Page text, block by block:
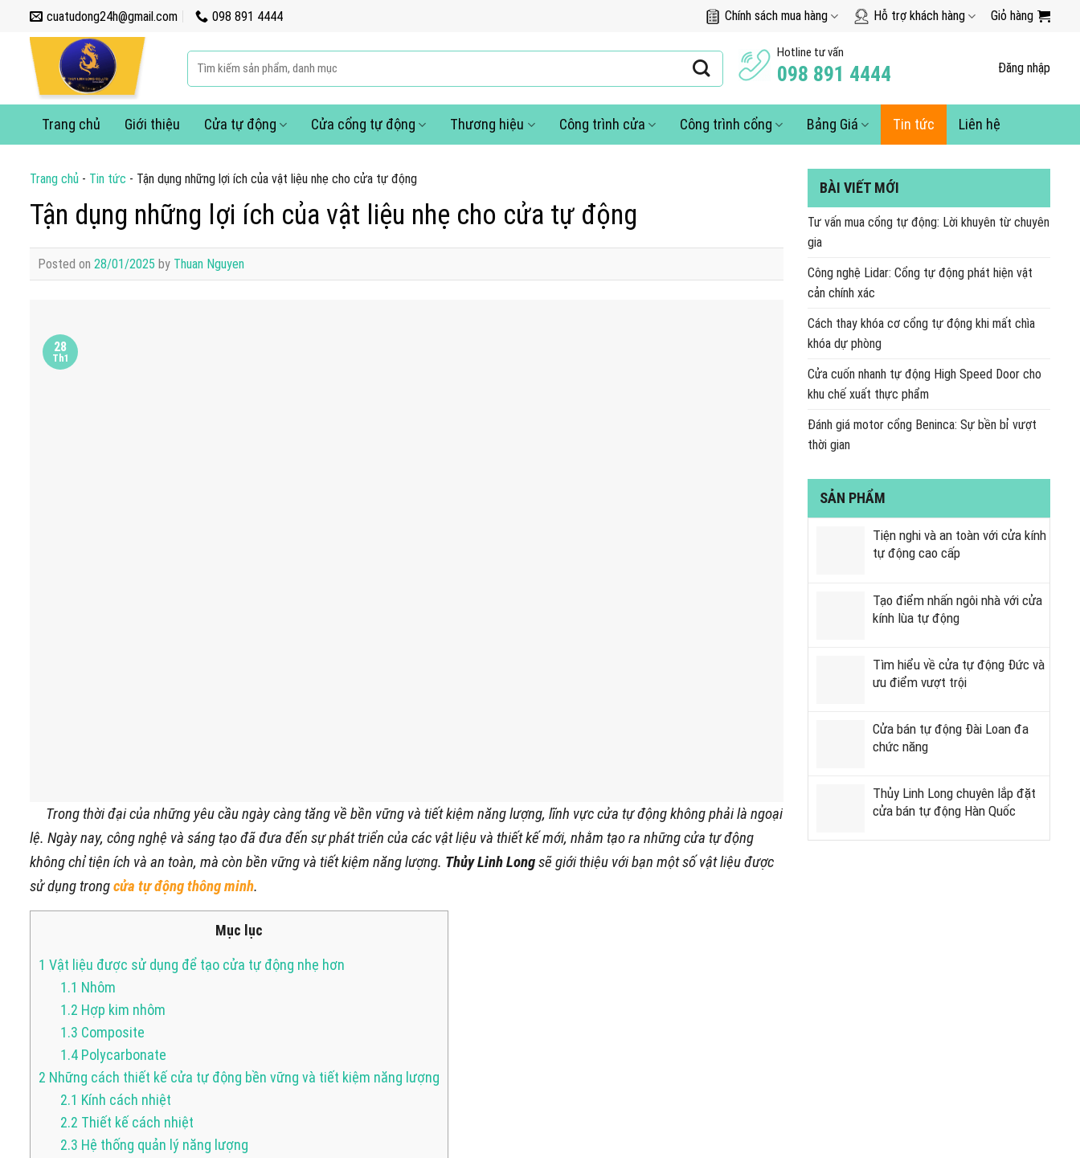
content
cuatudong24h@gmail.com 098 891 4444 Chính sách mua hàng Hỗ trợ khách hàng Giỏ hàng
kiếm:
Hotline tư vấn
098 891 4444 Đăng nhập
Trang chủ Giới thiệu Cửa tự động Cửa cổng tự động Thương hiệu Công trình cửa Công trình cổng Bảng Giá Tin tức Liên hệ
Trang chủ - Tin tức - Tận dụng những lợi ích của vật liệu nhẹ cho cửa tự động
Tận dụng những lợi ích của vật liệu nhẹ cho cửa tự động
Posted on 28/01/2025 by Thuan Nguyen
28
Th1
Trong thời đại của những yêu cầu ngày càng tăng về bền vững và tiết kiệm năng lượng, lĩnh vực cửa tự động không phải là ngoại
lệ. Ngày nay, công nghệ và sáng tạo đã đưa đến sự phát triển của các vật liệu và thiết kế mới, nhằm tạo ra những cửa tự động
không chỉ tiện ích và an toàn, mà còn bền vững và tiết kiệm năng lượng. Thủy Linh Longsẽ giới thiệu với bạn một số vật liệu được
sử dụng trongcửa tự động thông minh.
Mục lục
1 Vật liệu được sử dụng để tạo cửa tự động nhẹ hơn
1.1 Nhôm
1.2 Hợp kim nhôm
1.3 Composite
1.4 Polycarbonate
2 Những cách thiết kế cửa tự động bền vững và tiết kiệm năng lượng
2.1 Kính cách nhiệt
2.2 Thiết kế cách nhiệt
2.3 Hệ thống quản lý năng lượng
BÀI VIẾT MỚI
Tư vấn mua cổng tự động: Lời khuyên từ chuyên
gia
Công nghệ Lidar: Cổng tự động phát hiện vật
cản chính xác
Cách thay khóa cơ cổng tự động khi mất chìa
khóa dự phòng
Cửa cuốn nhanh tự động High Speed Door cho
khu chế xuất thực phẩm
Đánh giá motor cổng Beninca: Sự bền bỉ vượt
thời gian
SẢN PHẨM
Tiện nghi và an toàn với cửa kính
tự động cao cấp
Tạo điểm nhấn ngôi nhà với cửa
kính lùa tự động
Tìm hiểu về cửa tự động Đức và
ưu điểm vượt trội
Cửa bán tự động Đài Loan đa
chức năng
Thủy Linh Long chuyên lắp đặt
cửa bán tự động Hàn Quốc